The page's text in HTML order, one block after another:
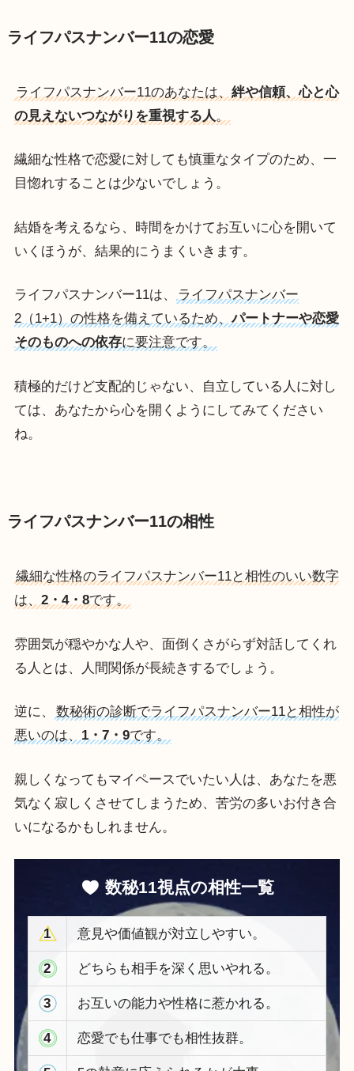
ライフパスナンバー11の恋愛
ライフパスナンバー11のあなたは、 絆や信頼、心と心
の見えないつながりを重視する人 。
繊細な性格で恋愛に対しても慎重なタイプのため、一
目惚れすることは少ないでしょう。
結婚を考えるなら、時間をかけてお互いに心を開いて
いくほうが、結果的にうまくいきます。
ライフパスナンバー11は、
ライフパスナンバー
2（1+1）の性格を備えているため、パートナーや恋愛
そのものへの依存に要注意です。
積極的だけど支配的じゃない、自立している人に対し
ては、あなたから心を開くようにしてみてください
ね。
ライフパスナンバー11の相性
繊細な性格のライフパスナンバー11と相性のいい数字
は、 2・4・8です。
雰囲気が穏やかな人や、面倒くさがらず対話してくれ
る人とは、人間関係が長続きするでしょう。
逆に、
数秘術の診断でライフパスナンバー11と相性が
悪いのは、 1・7・9です。
親しくなってもマイペースでいたい人は、あなたを悪
気なく寂しくさせてしまうため、苦労の多いお付き合
いになるかもしれません。
数秘11視点の相性一覧
1 意見や価値観が対立しやすい。
2 どちらも相手を深く思いやれる。
3 お互いの能力や性格に惹かれる。
4 恋愛でも仕事でも相性抜群。